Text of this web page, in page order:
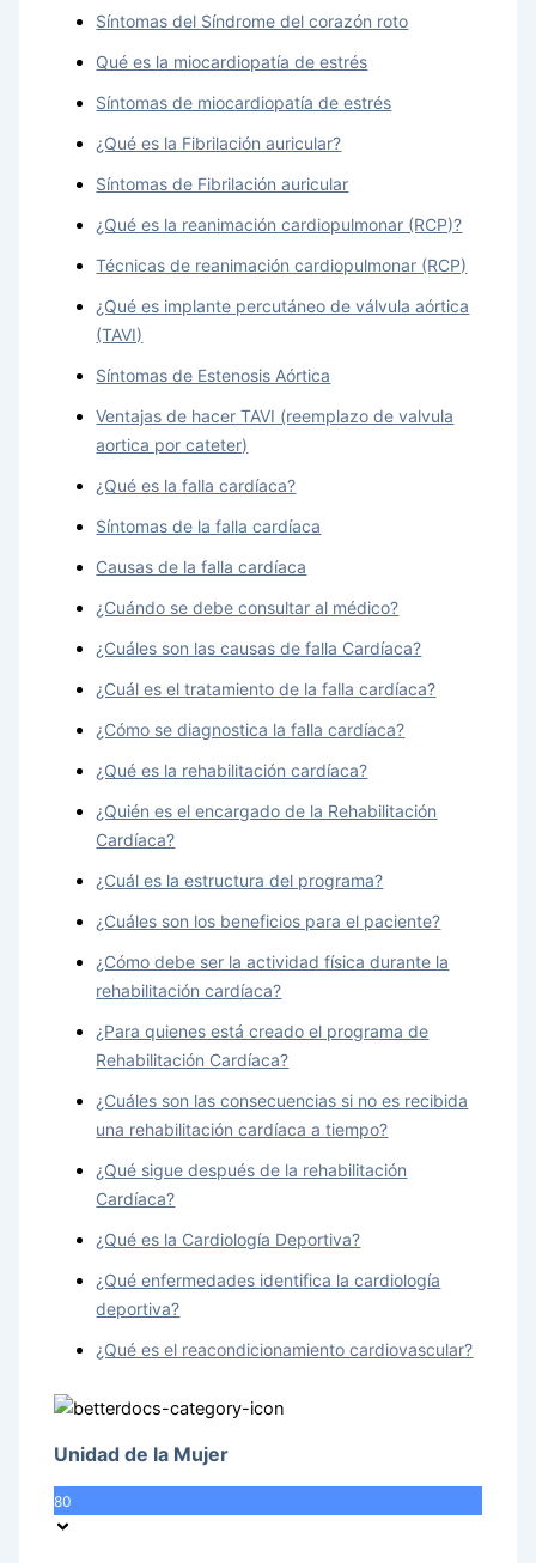
Síntomas del Síndrome del corazón roto
Qué es la miocardiopatía de estrés
Síntomas de miocardiopatía de estrés
¿Qué es la Fibrilación auricular?
Síntomas de Fibrilación auricular
¿Qué es la reanimación cardiopulmonar (RCP)?
Técnicas de reanimación cardiopulmonar (RCP)
¿Qué es implante percutáneo de válvula aórtica
(TAVI)
Síntomas de Estenosis Aórtica
Ventajas de hacer TAVI (reemplazo de valvula
aortica por cateter)
¿Qué es la falla cardíaca?
Síntomas de la falla cardíaca
Causas de la falla cardíaca
¿Cuándo se debe consultar al médico?
¿Cuáles son las causas de falla Cardíaca?
¿Cuál es el tratamiento de la falla cardíaca?
¿Cómo se diagnostica la falla cardíaca?
¿Qué es la rehabilitación cardíaca?
¿Quién es el encargado de la Rehabilitación
Cardíaca?
¿Cuál es la estructura del programa?
¿Cuáles son los beneficios para el paciente?
¿Cómo debe ser la actividad física durante la
rehabilitación cardíaca?
¿Para quienes está creado el programa de
Rehabilitación Cardíaca?
¿Cuáles son las consecuencias si no es recibida
una rehabilitación cardíaca a tiempo?
¿Qué sigue después de la rehabilitación
Cardíaca?
¿Qué es la Cardiología Deportiva?
¿Qué enfermedades identifica la cardiología
deportiva?
¿Qué es el reacondicionamiento cardiovascular?
Unidad de la Mujer
80